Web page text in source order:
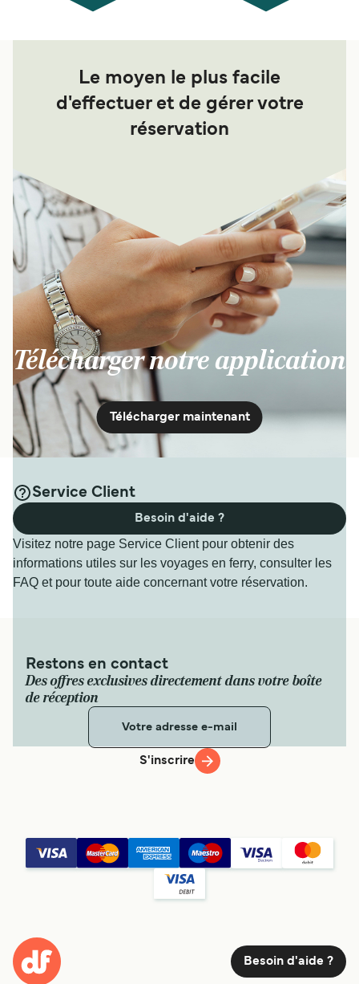
Le moyen le plus facile
d'effectuer et de gérer votre
réservation
Télécharger notre application
Télécharger maintenant
Service Client
Visitez notre page Service Client pour obtenir des
informations utiles sur les voyages en ferry, consulter les
FAQ et pour toute aide concernant votre réservation.
Besoin d'aide ?
Restons en contact
Des offres exclusives directement dans votre boîte
de réception
S'inscrire
Besoin d'aide ?